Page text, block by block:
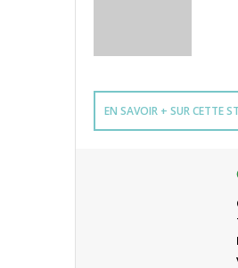
EN SAVOIR + SUR CETTE